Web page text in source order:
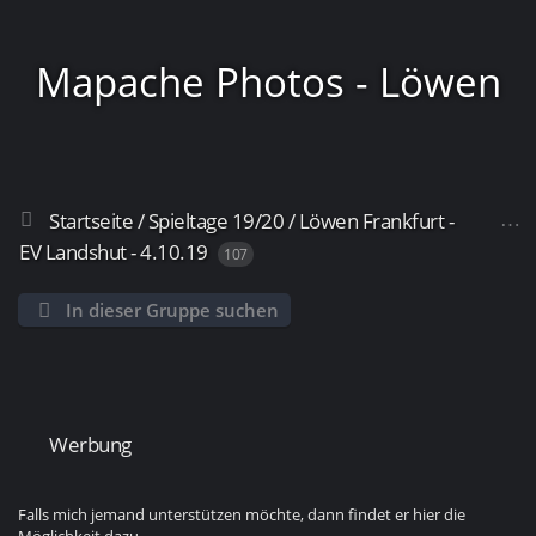
Mapache Photos - Löwen
Frankfurt
Startseite/Spieltage 19/20/Löwen Frankfurt -
EV Landshut - 4.10.19
107
In dieser Gruppe suchen
Werbung
Falls mich jemand unterstützen möchte, dann findet er hier die